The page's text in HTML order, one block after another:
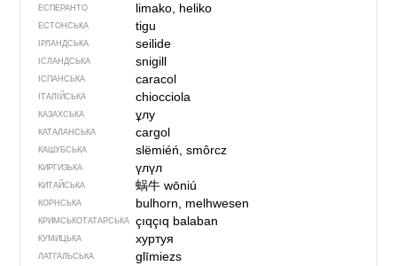
ЕСПЕРАНТО limako, heliko
ЕСТОНСЬКА tigu
ІРЛАНДСЬКА seilide
ІСЛАНДСЬКА snigill
ІСПАНСЬКА caracol
ІТАЛІЙСЬКА chiocciola
КАЗАХСЬКА ұлу
КАТАЛАНСЬКА cargol
КАШУБСЬКА slëmiéń, smôrcz
КИРГИЗЬКА үлүл
КИТАЙСЬКА 蜗牛wōniú
КОРНСЬКА bulhorn, melhwesen
КРИМСЬКОТАТАРСЬКА çıqçıq balaban
КУМИЦЬКА хуртуя
ЛАТГАЛЬСЬКА glīmiezs